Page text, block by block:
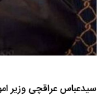
سیدعباس عراقچی وزیر امور خارجه ایران امروز